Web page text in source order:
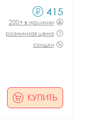
415
200+ в наличии
розничная цена
скидки
КУПИТЬ